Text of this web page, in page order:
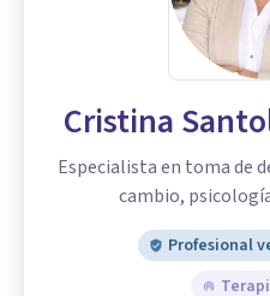
Cristina
Especialista en toma de
cambio,
Profesional